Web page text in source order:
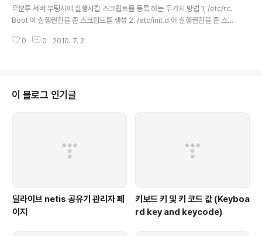
방식으로 만들건지 선택하자. 난 그냥 버클리 디비 방식으로 생성하기로 했다.
그리고..
우분투 서버 부팅시에 실행시킬 스크립트를 등록 하는 두가지 방법 1, /etc/rc.
Boot 에 실행권한을 준 스크립트를 생성 2. /etc/init.d 에 실행권한을 준 스크
드 2~5 다중 사용자 모드 6 시스템 재가동 기본 런레벨은 '2'를 기본으로 시작
렉토리의 파일 사이에 연결을 만들어 준다. 그 연결 파일의 명칭은..
0 0 2010. 7. 2.
이 블로그 인기글
딜라이브 netis 공유기 관리자 페
이지
키보드 키 및 키 코드 값 (Keyboa
rd key and keycode)